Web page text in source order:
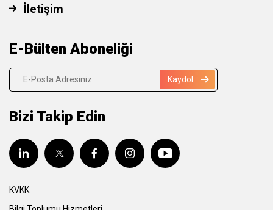
İletişim
E-Bülten Aboneliği
Kaydol
Bizi Takip Edin
KVKK